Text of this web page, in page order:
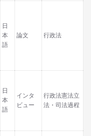
日
本
語
論文 行政法
日
本
語
インタ
ビュー
行政法憲法立
法・司法過程